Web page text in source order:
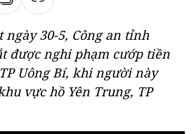
ngày 30-5, Công an tỉnh
được nghi phạm cướp tiền
Uông Bí, khi người này
vực hồ Yên Trung, TP